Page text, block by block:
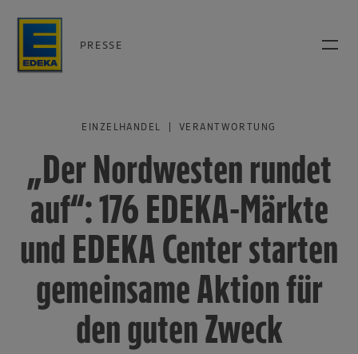
PRESSE
EINZELHANDEL | VERANTWORTUNG
„Der Nordwesten rundet
auf“: 176 EDEKA-Märkte
und EDEKA Center starten
gemeinsame Aktion für
den guten Zweck